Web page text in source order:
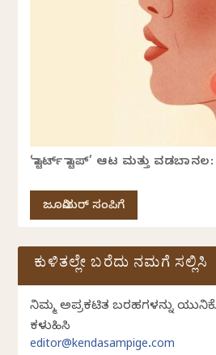
‘ಸ್ಟಾರ್ಟ್ ಸ್ಟಾಪ್’ ಆಟ ಮತ್ತು
ಜೂನಿಯರ್ ಸಂಪಿಗೆ
ಕುಳಿತಲ್ಲೇ ಬರೆದು ನಮಗೆ ಸಲ್ಲಿಸಿ
ನಿಮ್ಮ ಅಪ್ರಕಟಿತ ಬರಹಗಳನ್ನು
ಕಳುಹಿಸಿ
editor@kendasampige.com